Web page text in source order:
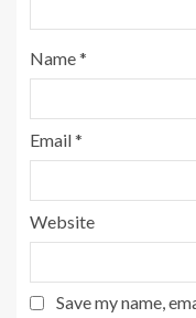
Name*
Email*
Website
Save my name,